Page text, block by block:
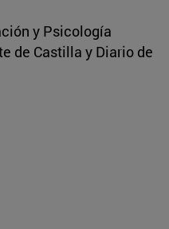
y Psicología
de Castilla y Diario de